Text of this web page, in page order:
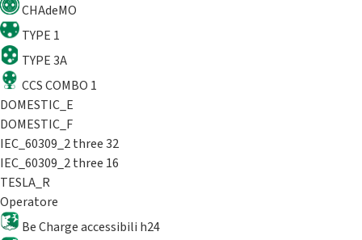
CHAdeMO
TYPE 1
TYPE 3A
CCS COMBO 1
DOMESTIC_E
DOMESTIC_F
IEC_60309_2 three 32
IEC_60309_2 three 16
TESLA_R
Operatore
Be Charge accessibili h24